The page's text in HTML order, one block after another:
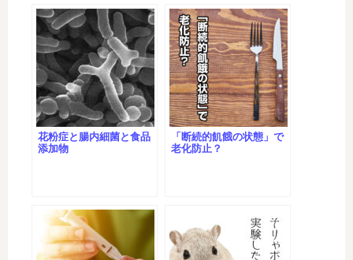
花粉症と腸内細菌と食品
添加物
「断続的飢餓の状態」で
老化防止？